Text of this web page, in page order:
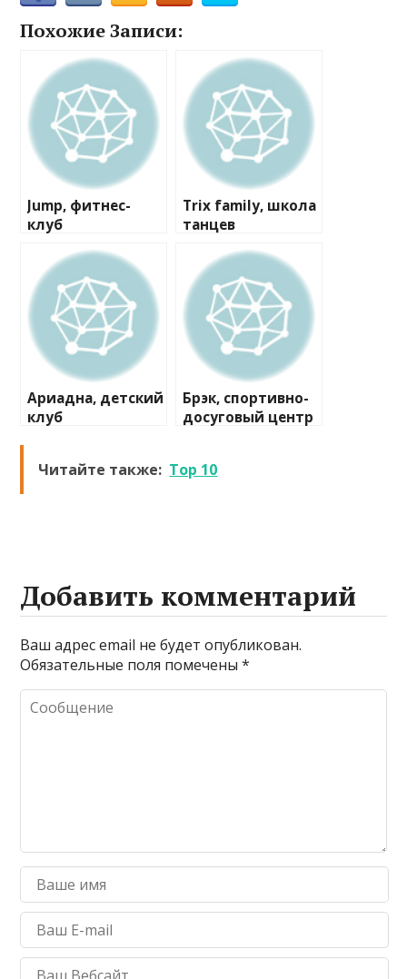
Похожие Записи:
Jump, фитнес-
клуб
Trix family, школа
танцев
Ариадна, детский
клуб
Брэк, спортивно-
досуговый центр
Читайте также: Tор 10
Добавить комментарий
Ваш адрес email не будет опубликован.
Обязательные поля помечены*